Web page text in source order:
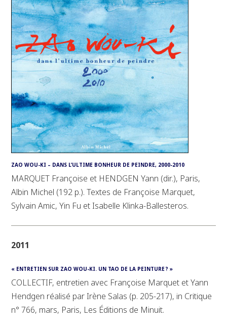
ZAO WOU-KI – DANS L’ULTIME BONHEUR DE PEINDRE, 2000-2010
MARQUET Françoise et HENDGEN Yann (dir.), Paris,
Albin Michel (192 p.). Textes de Françoise Marquet,
Sylvain Amic, Yin Fu et Isabelle Klinka-Ballesteros.
2011
« ENTRETIEN SUR ZAO WOU-KI. UN TAO DE LA PEINTURE ? »
COLLECTIF, entretien avec Françoise Marquet et Yann
Hendgen réalisé par Irène Salas (p. 205-217), in Critique
n° 766, mars, Paris, Les Éditions de Minuit.